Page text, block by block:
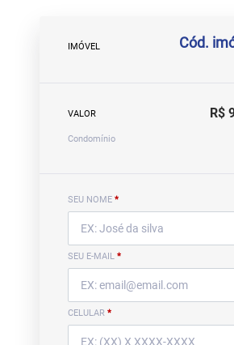
IMÓVEL Cód.
VALOR R$
Condomínio
SEU NOME *
SEU E-MAIL *
CELULAR *